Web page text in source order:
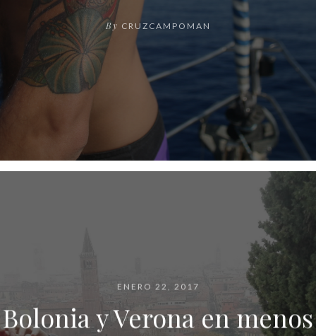
By CRUZCAMPOMAN
ENERO 22, 2017
Bolonia y Verona en menos